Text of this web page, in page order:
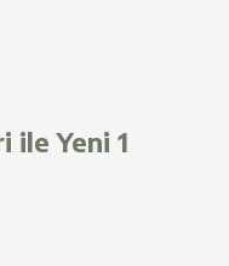
ile Yeni 1